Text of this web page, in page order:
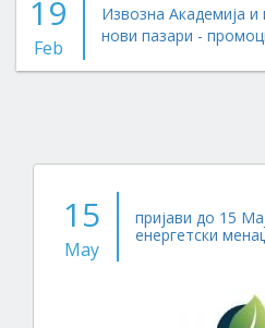
19
Feb
Извозна Академија и
нови пазари -
15
May
пријави до 15
енергетски